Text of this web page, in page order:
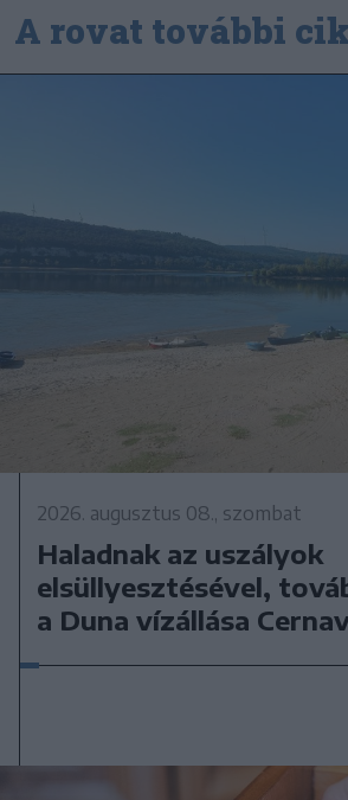
A rovat további
2026. augusztus 08., szombat
Haladnak az uszályok
elsüllyesztésével,
a Duna vízállása